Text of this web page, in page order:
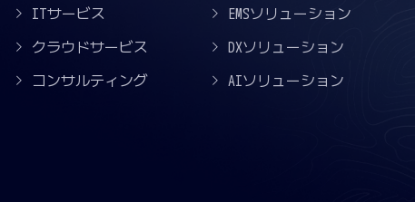
ITサービス
クラウドサービス
コンサルティング
EMSソリューション
DXソリューション
AIソリューション